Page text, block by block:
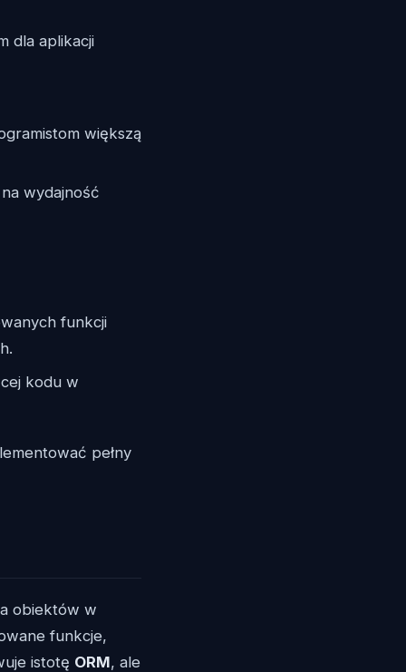
dla aplikacji
większą
wydajność
funkcji
kodu w
pełny
obiektów w
funkcje,
istotę ORM, ale